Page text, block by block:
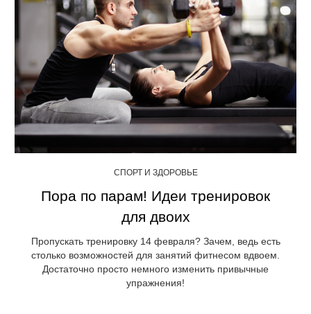
СПОРТ И ЗДОРОВЬЕ
Пора по парам! Идеи тренировок
для двоих
Пропускать тренировку 14 февраля? Зачем, ведь есть
столько возможностей для занятий фитнесом вдвоем.
Достаточно просто немного изменить привычные
упражнения!